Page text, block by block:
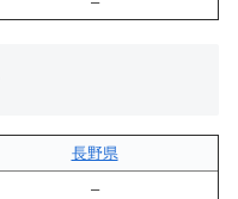
長野県
–